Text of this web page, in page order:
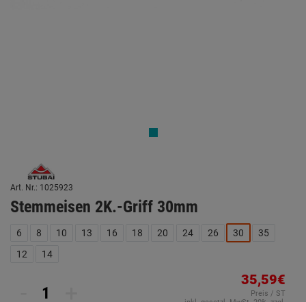
Art. Nr.: 1025923
Stemmeisen 2K.-Griff 30mm
6 8 10 13 16 18 20 24 26 30
35
12
14
35,59€
Preis / ST